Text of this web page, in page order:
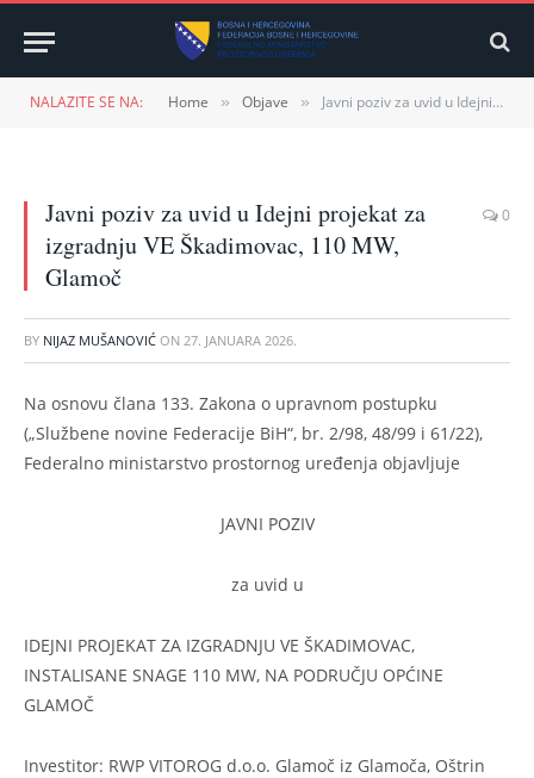
NALAZITE SE NA: Home » Objave » Javni poziv za uvid u Idejni projekat za izgradnju VE Škadimovac, 110 MW, Glamoč
Javni poziv za uvid u Idejni projekat za
izgradnju VE Škadimovac, 110 MW,
Glamoč
0
BY NIJAZ MUŠANOVIĆ ON 27. JANUARA 2026.
Na osnovu člana 133. Zakona o upravnom postupku
(„Službene novine Federacije BiH“, br. 2/98, 48/99 i 61/22),
Federalno ministarstvo prostornog uređenja objavljuje
JAVNI POZIV
za uvid u
IDEJNI PROJEKAT ZA IZGRADNJU VE ŠKADIMOVAC,
INSTALISANE SNAGE 110 MW, NA PODRUČJU OPĆINE
GLAMOČ
Investitor: RWP VITOROG d.o.o. Glamoč iz Glamoča, Oštrin